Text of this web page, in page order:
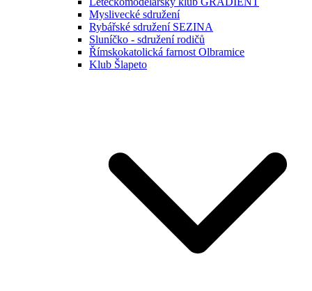
Myslivecké sdružení
Rybářské sdružení SEZINA
Sluníčko - sdružení rodičů
Římskokatolická farnost Olbramice
Klub Šlapeto